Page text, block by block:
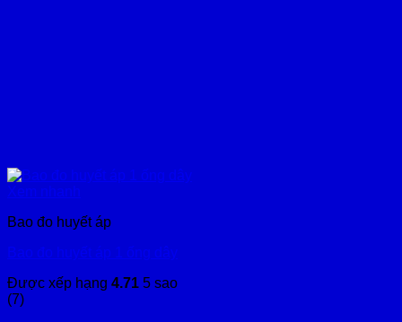
Xem nhanh
Bao đo huyết áp
Bao đo huyết áp 1 ống dây
Được xếp hạng 4.71 5 sao
(7)